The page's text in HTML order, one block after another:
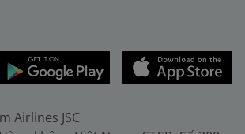
Airlines JSC